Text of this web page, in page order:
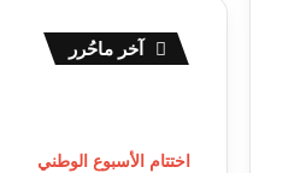
آخر ماحُرر
اختتام الأسبوع الوطني